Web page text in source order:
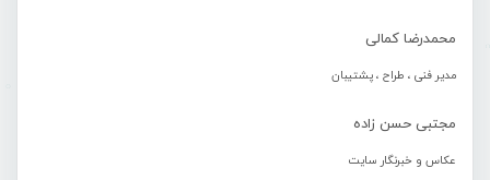
محمدرضا کمالی
مدیر فنی ، طراح ، پشتیبان
مجتبی حسن زاده
عکاس و خبرنگار سایت